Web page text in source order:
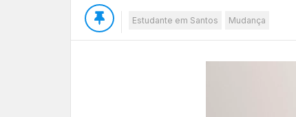
Estudante em Santos Mudança